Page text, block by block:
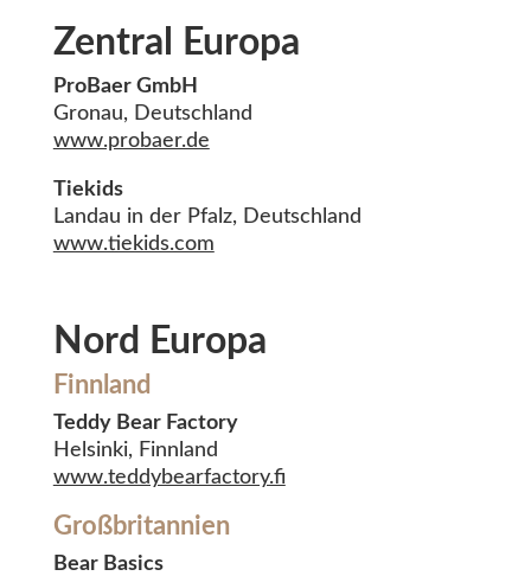
Zentral Europa
ProBaer GmbH
Gronau, Deutschland
www.probaer.de
Tiekids
Landau in der Pfalz, Deutschland
www.tiekids.com
Nord Europa
Finnland
Teddy Bear Factory
Helsinki, Finnland
www.teddybearfactory.fi
Großbritannien
Bear Basics